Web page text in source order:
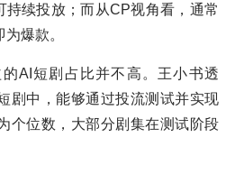
持续投放；而从CP视角看，通常
爆款。
AI短剧占比并不高。王小书透
剧中，能够通过投流测试并实现
个位数，大部分剧集在测试阶段